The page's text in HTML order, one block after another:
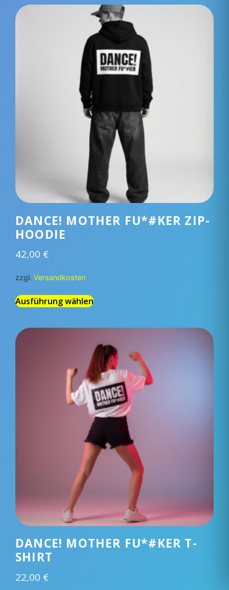
DANCE! MOTHER FU*#KER ZIP-
HOODIE
42,00 €
zzgl. Versandkosten
Ausführung wählen
DANCE! MOTHER FU*#KER T-
SHIRT
22,00 €